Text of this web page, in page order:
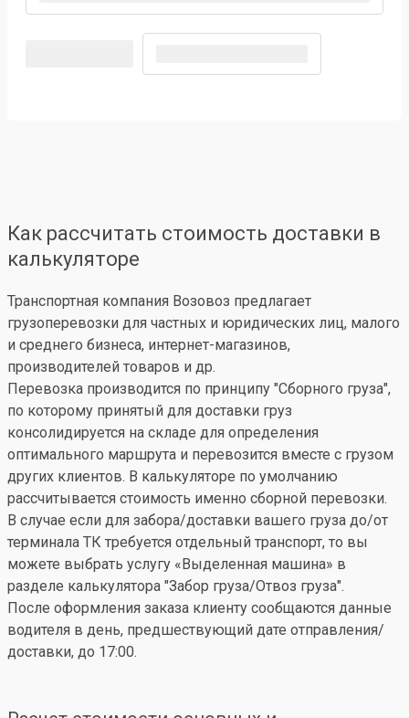
Как рассчитать стоимость доставки в
калькуляторе
Транспортная компания Возовоз предлагает
грузоперевозки для частных и юридических лиц, малого
и среднего бизнеса, интернет-магазинов,
производителей товаров и др.
Перевозка производится по принципу "Сборного груза",
по которому принятый для доставки груз
консолидируется на складе для определения
оптимального маршрута и перевозится вместе с грузом
других клиентов. В калькуляторе по умолчанию
рассчитывается стоимость именно сборной перевозки.
В случае если для забора/доставки вашего груза до/от
терминала ТК требуется отдельный транспорт, то вы
можете выбрать услугу «Выделенная машина» в
разделе калькулятора "Забор груза/Отвоз груза".
После оформления заказа клиенту сообщаются данные
водителя в день, предшествующий дате отправления/
доставки, до 17:00.